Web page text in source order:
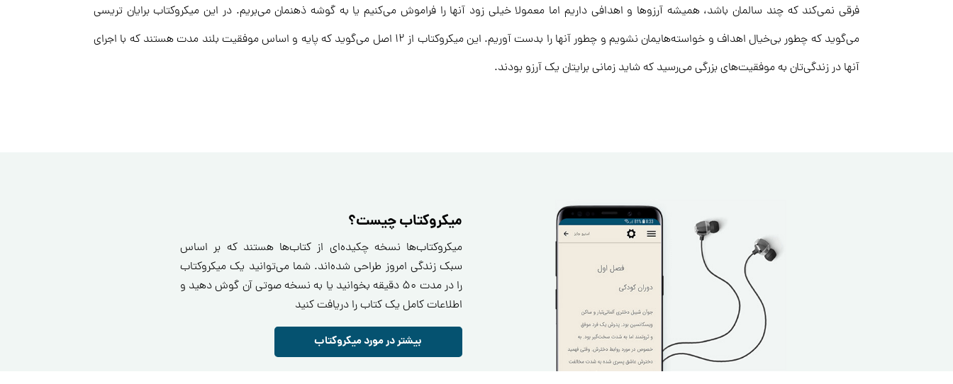
فرقی نمی‌کند که چند سالمان باشد، همیشه آرزوها و اهدافی داریم اما معمولا خیلی زود آنها را فراموش می‌کنیم یا به گوشه ذهنمان می‌بریم. در این میکروکتاب برایان تریسی
می‌گوید که چطور بی‌خیال اهداف‌ و خواسته‌هایمان نشویم و چطور آنها را بدست آوریم. این میکروکتاب از ۱۲ اصل می‌گوید که پایه و اساس موفقیت بلند مدت هستند که با اجرای
آنها در زندگی‌تان به موفقیت‌های بزرگی می‌رسید که شاید زمانی برایتان یک آرزو بودند.
میکروکتاب چیست؟
میکروکتاب‌ها نسخه چکیده‌ای از کتاب‌ها هستند که بر اساس
سبک زندگی امروز طراحی شده‌اند. شما می‌توانید یک میکروکتاب
را در مدت ۵۰ دقیقه بخوانید یا به نسخه صوتی آن گوش دهید و
اطلاعات کامل یک کتاب را دریافت کنید
بیشتر در مورد میکروکتاب